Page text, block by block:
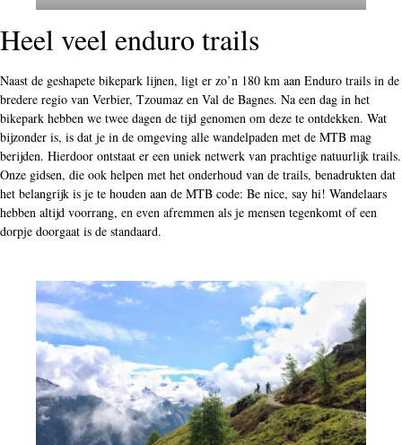
Heel veel enduro trails
Naast de geshapete bikepark lijnen, ligt er zo’n 180 km aan Enduro trails in de
bredere regio van Verbier, Tzoumaz en Val de Bagnes. Na een dag in het
bikepark hebben we twee dagen de tijd genomen om deze te ontdekken. Wat
bijzonder is, is dat je in de omgeving alle wandelpaden met de MTB mag
berijden. Hierdoor ontstaat er een uniek netwerk van prachtige natuurlijk trails.
Onze gidsen, die ook helpen met het onderhoud van de trails, benadrukten dat
het belangrijk is je te houden aan de MTB code: Be nice, say hi! Wandelaars
hebben altijd voorrang, en even afremmen als je mensen tegenkomt of een
dorpje doorgaat is de standaard.